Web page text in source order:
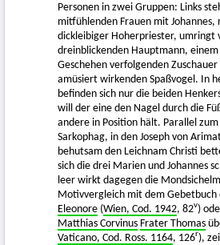
Personen in zwei Gruppen: Links
mitfühlenden Frauen mit Johannes,
dickleibiger Hoherpriester, umringt
dreinblickenden Hauptmann,
Geschehen verfolgenden
amüsiert wirkenden Spaßvogel. In
befinden sich nur die beiden
will der eine den Nagel durch die
andere in Position hält. Parallel
Sarkophag, in den Joseph von
behutsam den Leichnam Christi
sich die drei Marien und Johannes
leer wirkt dagegen die
Motivvergleich mit dem Gebetbuch
Eleonore (Wien, Cod. 1942, 82v)
Matthias Corvinus Frater Thomas
Vaticano, Cod. Ross. 1164, 126r),